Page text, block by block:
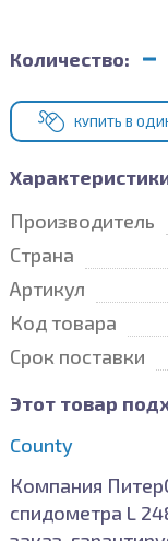
Количество:
КУПИТЬ В
Производитель
Страна
Артикул
Код товара
Срок поставки
Этот товар
County
Компания
спидометра L